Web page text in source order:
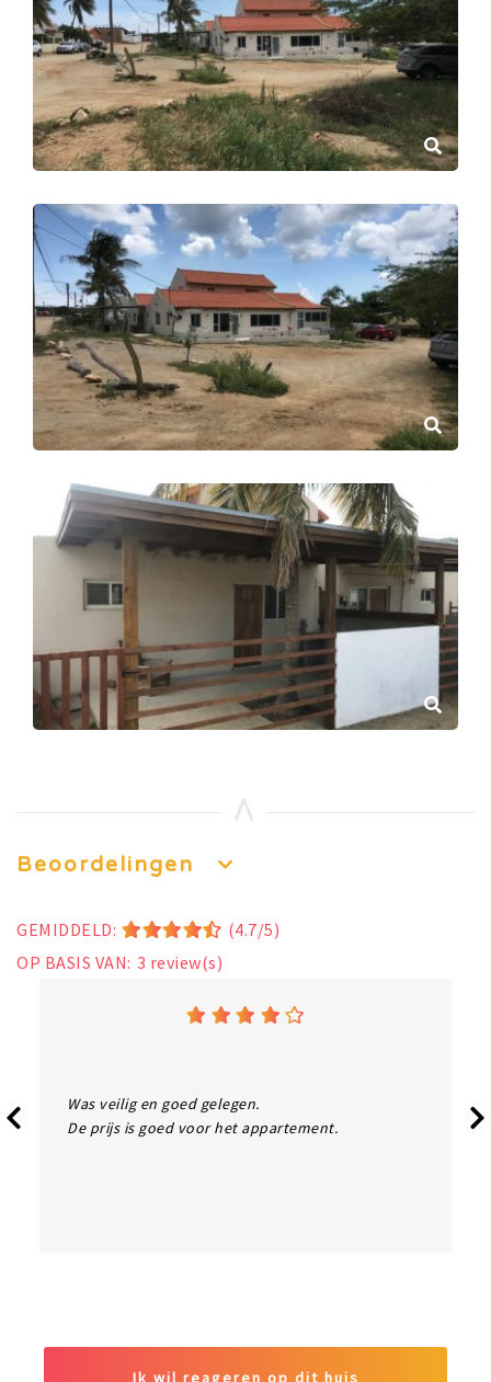
Beoordelingen
GEMIDDELD:
(4.7/5)
OP BASIS VAN: 3 review(s)
Was veilig en goed gelegen.
De prijs is goed voor het appartement.
Ik wil reageren op dit huis